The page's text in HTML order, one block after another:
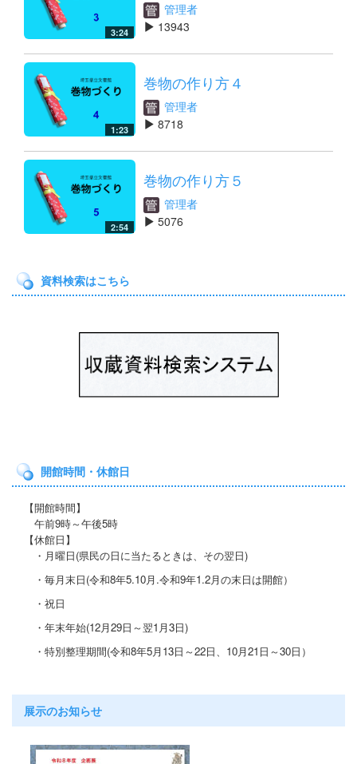
3:24
管理者
13943
1:23
巻物の作り方４
管理者
8718
2:54
巻物の作り方５
管理者
5076
資料検索はこちら
開館時間・休館日
【開館時間】
午前9時～午後5時
【休館日】
・月曜日(県民の日に当たると きは、その翌日)
・毎月末日(令和8年5.10月.令和9年1.2月の末日は開館）
・祝日
・年末年始(12月29日～翌1月3日)
・特別整理期間(令和8年5月13日～22日、10月21 日～30日）
展示のお知らせ